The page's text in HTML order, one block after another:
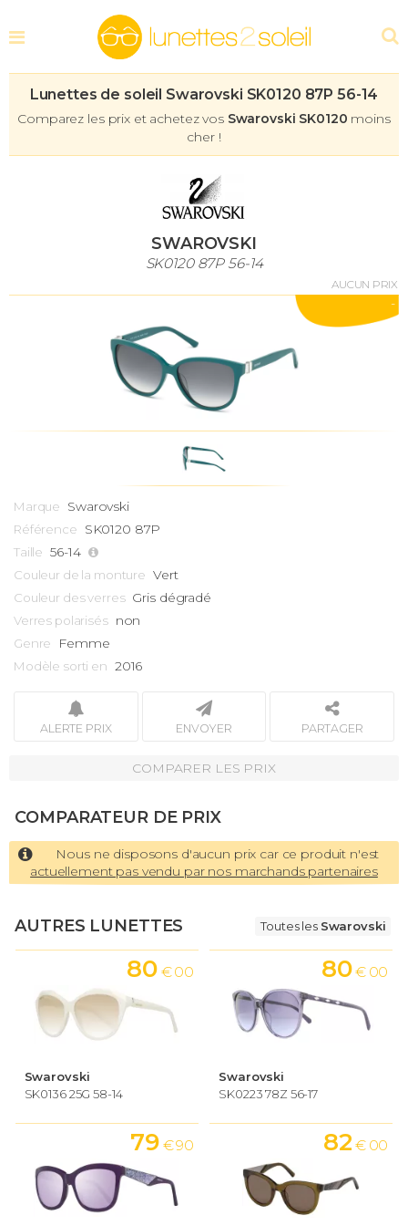
Lunettes de soleil Swarovski SK0120 87P 56-14
Comparez les prix et achetez vos Swarovski SK0120 moins
cher !
SWAROVSKI
SK0120 87P 56-14
AUCUN PRIX
-
Marque Swarovski
Référence SK0120 87P
Taille 56-14
Couleur de la monture Vert
Couleur des verres Gris dégradé
Verres polarisés non
Genre Femme
Modèle sorti en 2016
ALERTE PRIX ENVOYER PARTAGER
COMPARER LES PRIX
COMPARATEUR DE PRIX
Nous ne disposons d'aucun prix car ce produit n'est
actuellement pas vendu par nos marchands partenaires
AUTRES LUNETTES Toutes les Swarovski
Swarovski
SK0136 25G 58-14
80 € 00
Swarovski
SK0223 78Z 56-17
80 € 00
79 € 90 82 € 00